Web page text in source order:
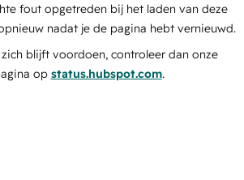
fout opgetreden bij het laden van deze
nadat je de pagina hebt vernieuwd.
blijft voordoen, controleer dan onze
op status.hubspot.com.